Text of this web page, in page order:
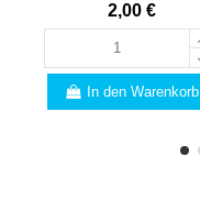
2,00 €
In den Warenkorb